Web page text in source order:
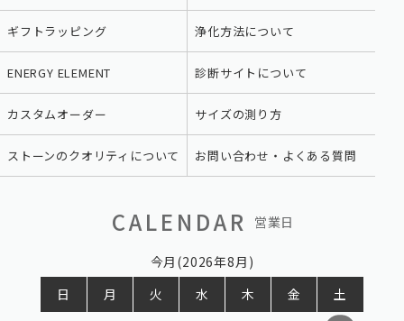
ギフトラッピング 浄化方法について
ENERGY ELEMENT 診断サイトについて
カスタムオーダー サイズの測り方
ストーンのクオリティについて お問い合わせ・よくある質問
CALENDAR 営業日
今月(2026年8月)
日
月 火 水 木 金
土